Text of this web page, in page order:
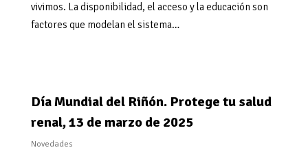
vivimos. La disponibilidad, el acceso y la educación son
factores que modelan el sistema…
Día Mundial del Riñón. Protege tu salud
renal, 13 de marzo de 2025
Novedades